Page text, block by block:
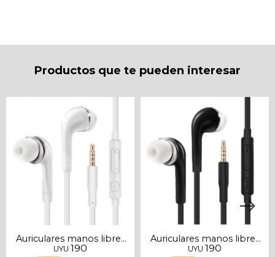
Productos que te pueden interesar
Auriculares manos libres
blancos 3.5mm
UYU 190
Auriculares manos libres
negros 3.5mm
UYU 190